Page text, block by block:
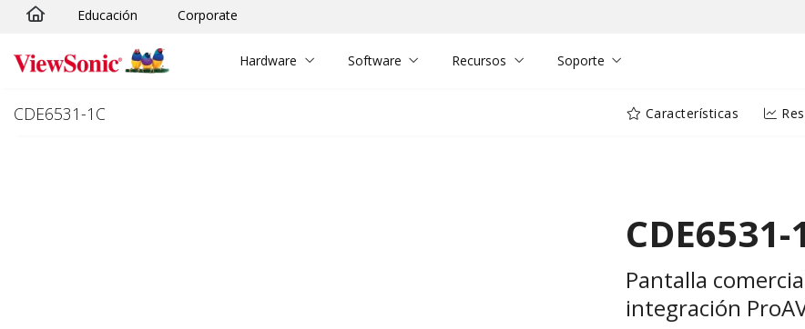
Skip to main content
Educación Corporate
Hardware Software Recursos Soporte
CDE6531-1C Características
CDE6531-
Pantalla
integración